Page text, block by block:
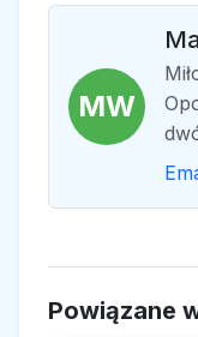
MW
Powiązane